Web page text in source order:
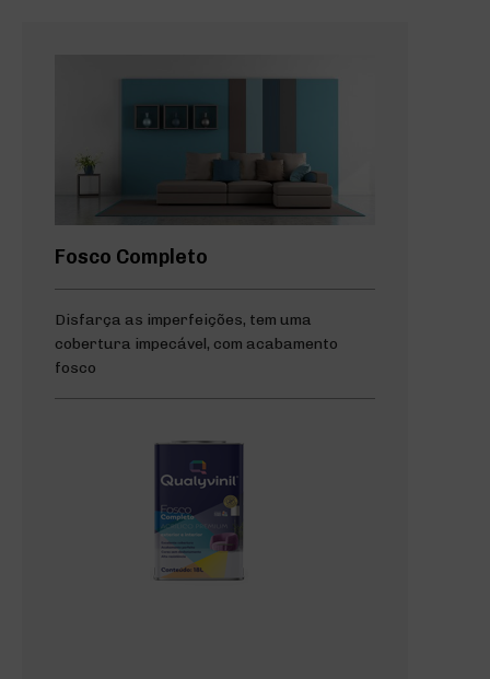
Fosco Completo
Disfarça as imperfeições, tem uma
cobertura impecável, com acabamento
fosco